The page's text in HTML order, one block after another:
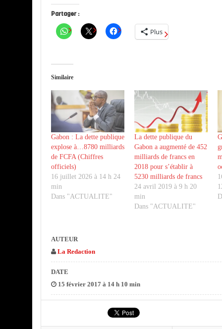
Partager :
Plus
Similaire
Gabon : La dette publique
explose à…8780 milliards
de FCFA (Chiffres
officiels)
16 juillet 2026 à 14 h 24
min
Dans "ACTUALITE"
La dette publique du
Gabon a augmenté de 452
milliards de francs en
2018 pour s’établir à
5230 milliards de francs
24 avril 2019 à 9 h 20
min
Dans "ACTUALITE"
AUTEUR
La Redaction
DATE
15 février 2017 à 14 h 10 min